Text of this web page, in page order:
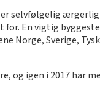
selvfølgelig
En vigtig
Norge, Sverige,
og igen i 2017 har